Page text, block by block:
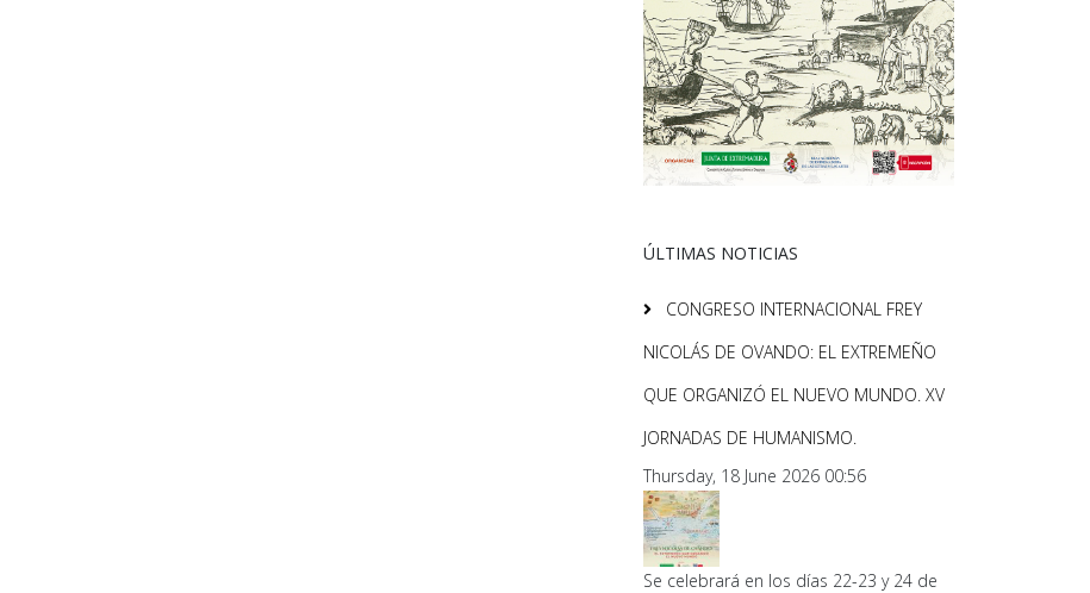
ÚLTIMAS NOTICIAS
CONGRESO INTERNACIONAL FREY
NICOLÁS DE OVANDO: EL EXTREMEÑO
QUE ORGANIZÓ EL NUEVO MUNDO. XV
JORNADAS DE HUMANISMO.
Thursday, 18 June 2026 00:56
Se celebrará en los días 22-23 y 24 de